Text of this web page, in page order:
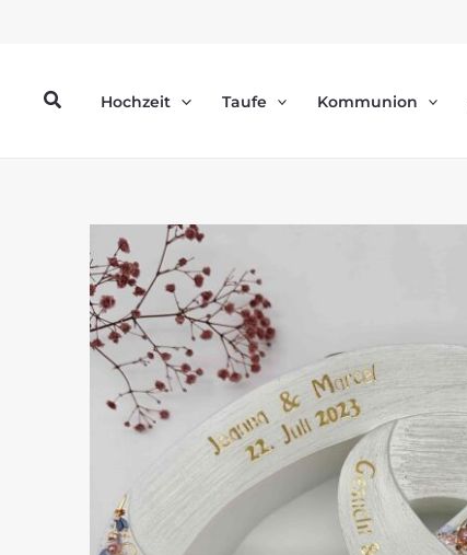
SuchenHochzeit Taufe Kommunion